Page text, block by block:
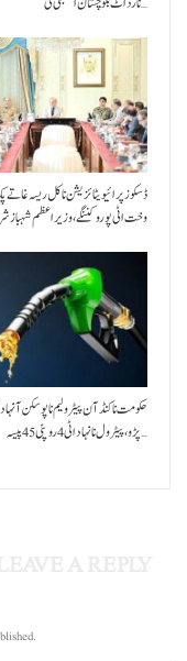
ڈسکوز پرائیویٹائزیشن نا کل ریسہ
وخت اٹی پورو کننگے ،وزیراعظم
حکومت نا کنڈ آن پیٹرولیم نا پوسکن آ
پڑو،پیٹرول نا نہاد اٹی 4 روپئی 45 پیسہ…